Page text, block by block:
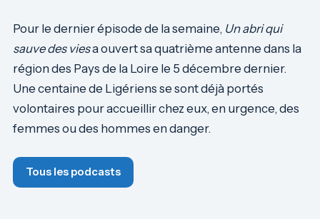
Pour le dernier épisode de la semaine, Un abri qui
sauve des viesa ouvert sa quatrième antenne dans la
région des Pays de la Loire le 5 décembre dernier.
Une centaine de Ligériens se sont déjà portés
volontaires pour accueillir chez eux, en urgence, des
femmes ou des hommes en danger.
Tous les podcasts